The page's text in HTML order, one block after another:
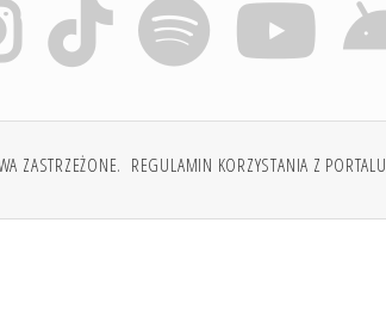
ZASTRZEŻONE. REGULAMIN KORZYSTANIA Z PORTALU